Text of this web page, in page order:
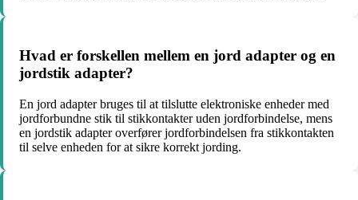
Hvad er forskellen mellem en jord adapter og en
jordstik adapter?
En jord adapter bruges til at tilslutte elektroniske enheder med
jordforbundne stik til stikkontakter uden jordforbindelse, mens
en jordstik adapter overfører jordforbindelsen fra stikkontakten
til selve enheden for at sikre korrekt jording.